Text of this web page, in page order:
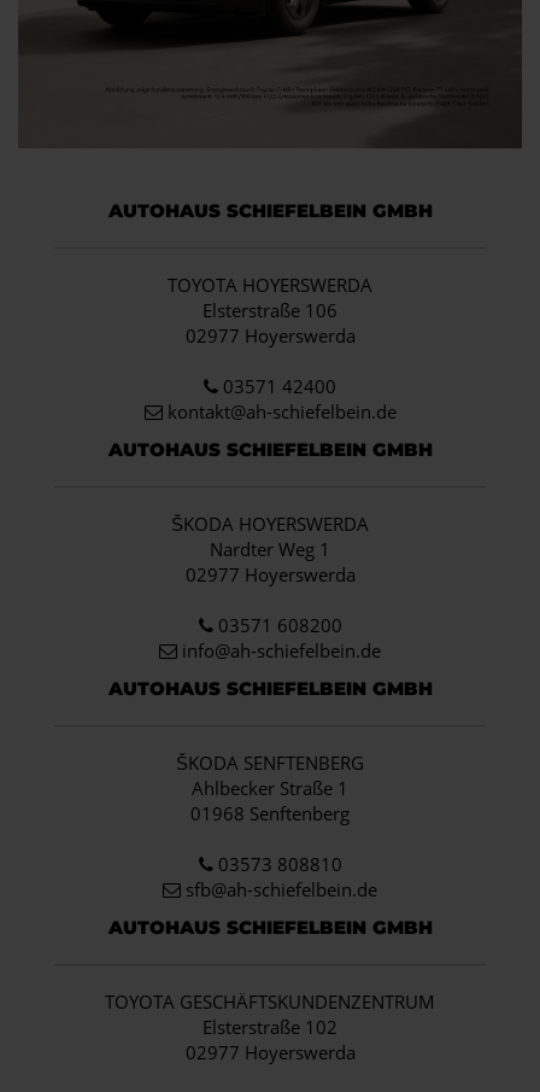
AUTOHAUS SCHIEFELBEIN GMBH
TOYOTA HOYERSWERDA
Elsterstraße 106
02977 Hoyerswerda
03571 42400
kontakt@ah-schiefelbein.de
AUTOHAUS SCHIEFELBEIN GMBH
ŠKODA HOYERSWERDA
Nardter Weg 1
02977 Hoyerswerda
03571 608200
info@ah-schiefelbein.de
AUTOHAUS SCHIEFELBEIN GMBH
ŠKODA SENFTENBERG
Ahlbecker Straße 1
01968 Senftenberg
03573 808810
sfb@ah-schiefelbein.de
AUTOHAUS SCHIEFELBEIN GMBH
TOYOTA GESCHÄFTSKUNDENZENTRUM
Elsterstraße 102
02977 Hoyerswerda